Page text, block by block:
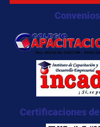
Convenios
Certificaciones